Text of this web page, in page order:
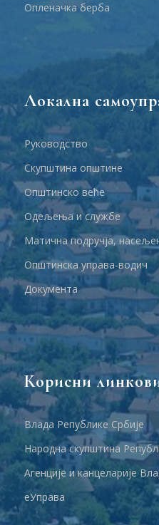
Опленачка берба
Локална
Руководство
Скупштина општине
Општинско веће
Одељења и службе
Матична подручја,
Општинска управа-водич
Документа
Корисни
Влада Републике Србије
Народна скупштина
Агенције и канцеларије
еУправа